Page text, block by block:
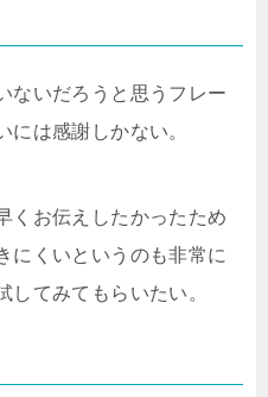
ないだろうと思うフレー
には感謝しかない。
くお伝えしたかったため
にくいというのも非常に
してみてもらいたい。